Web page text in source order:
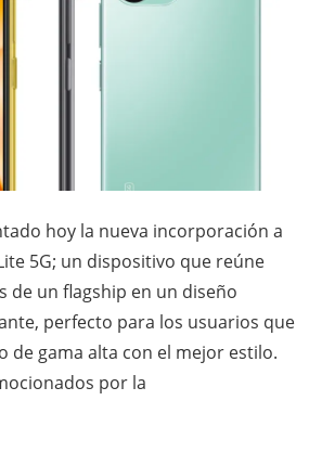
hoy la nueva incorporación a
5G; un dispositivo que reúne
de un flagship en un diseño
perfecto para los usuarios que
de gama alta con el mejor estilo.
por la